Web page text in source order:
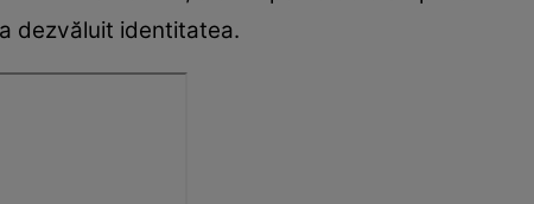
dezvăluit identitatea.